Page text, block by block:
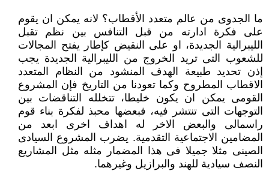
ما الجدوى من عالم متعدد الأقطاب؟ لانه يمكن ان يقوم
على فكرة ادارته من قبل التنافس بين نظم تقبل
الليبرالية الجديدة، او على النقيض كإطار يفتح المجالات
للشعوب التى تريد الخروج من الليبرالية الجديدة يجب
إذن تحديد طبيعة الهدف المنشود من النظام المتعدد
الاقطاب المطروح وكما تعودنا من التاريخ فإن المشروع
القومى يمكن ان يكون خليطا، تتخلله التناقضات بين
التوجهات التى تنتشر فيه، فبعضها محبذ لفكرة بناء قوم
راسمالى والبعض الاخر له اهداف اخرى ابعد من
المضامين الاجتماعية التقدمية. يضرب المشروع السيادى
الصينى مثلا جميلا فى هذا المضمار مثله مثل المشاريع
النصف سيادية للهند والبرازيل وغيرهما.